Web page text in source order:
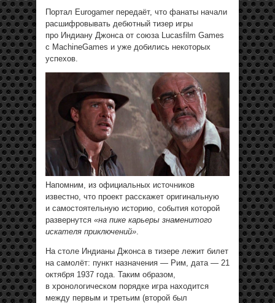
Портал Eurogamer передаёт, что фанаты начали
расшифровывать дебютный тизер игры
про Индиану Джонса от союза Lucasfilm Games
с MachineGames и уже добились некоторых
успехов.
Напомним, из официальных источников
известно, что проект расскажет оригинальную
и самостоятельную историю, события которой
развернутся «на пике карьеры знаменитого
искателя приключений»
На столе Индианы Джонса в тизере лежит билет
на самолёт: пункт назначения — Рим, дата — 21
октября 1937 года. Таким образом,
в хронологическом порядке игра находится
между первым и третьим (второй был